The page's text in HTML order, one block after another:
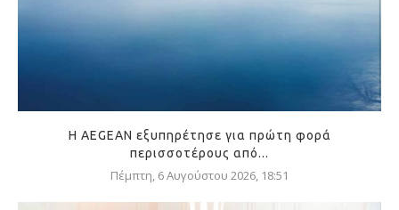
Η AEGEAN εξυπηρέτησε για πρώτη φορά
περισσοτέρους από...
Πέμπτη, 6 Αυγούστου 2026, 18:51